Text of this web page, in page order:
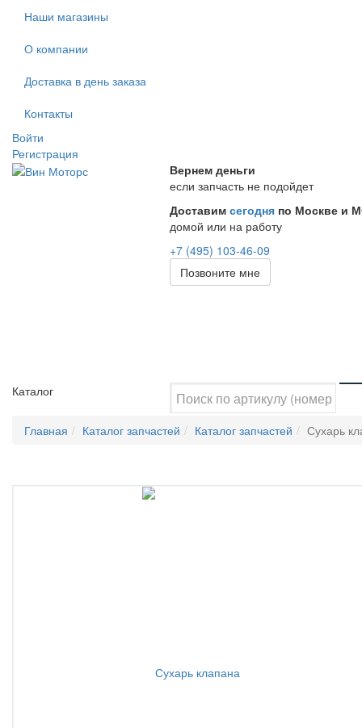
Наши магазины
О компании
Доставка в день заказа
Контакты
Войти
Регистрация
Вернем деньги
если запчасть не подойдет
Доставим сегодня по Москве и
домой или на работу
+7 (495) 103-46-09
Позвоните мне
Каталог
Главная Каталог запчастей Каталог запчастей Сухарь